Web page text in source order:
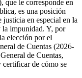
que le corresponde en
es una posición
en especial en la
impunidad. Y, por
elección por el
de Cuentas (2026-
de Cuentas,
certificar de cómo se